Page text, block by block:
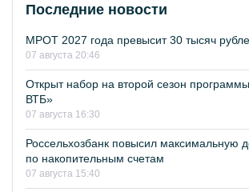
Последние новости
МРОТ 2027 года превысит 30 тысяч
07 августа 20:46
Открыт набор на второй сезон
ВТБ»
07 августа 16:30
Россельхозбанк повысил максимальную
по накопительным счетам
07 августа 15:40